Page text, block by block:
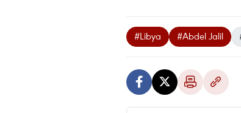
#Libya #Abdel Jalil